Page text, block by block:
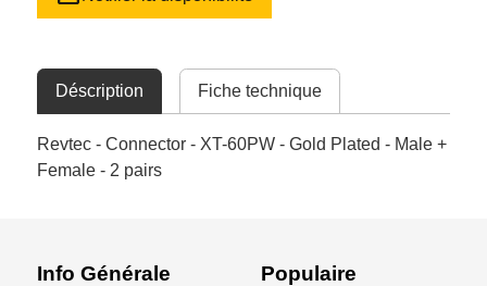
Déscription Fiche technique
Revtec - Connector - XT-60PW - Gold Plated - Male +
Female - 2 pairs
Info Générale Populaire